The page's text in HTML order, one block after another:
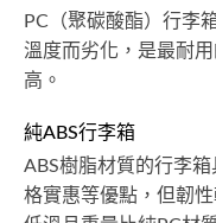
PC（聚碳酸酯）行李
溫度而劣化，是最耐
高。
純ABS行李箱
ABS樹脂材質的行李
格實惠等優點，但韌